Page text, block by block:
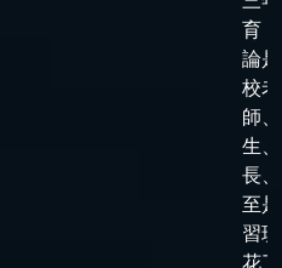
育
論
校老
師
生
長
至
習
花